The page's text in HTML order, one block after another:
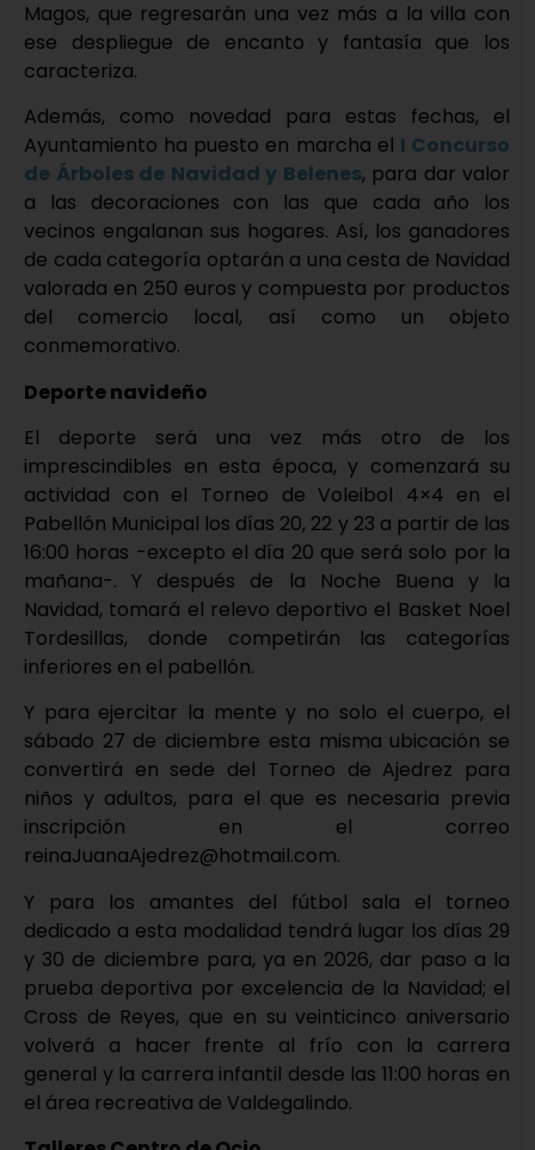
Magos, que regresarán una vez más a la villa con
ese despliegue de encanto y fantasía que los
caracteriza.
Además, como novedad para estas fechas, el
Ayuntamiento ha puesto en marcha el I Concurso
de Árboles de Navidad y Belenes, para dar valor
a las decoraciones con las que cada año los
vecinos engalanan sus hogares. Así, los ganadores
de cada categoría optarán a una cesta de Navidad
valorada en 250 euros y compuesta por productos
del comercio local, así como un objeto
conmemorativo.
Deporte navideño
El deporte será una vez más otro de los
imprescindibles en esta época, y comenzará su
actividad con el Torneo de Voleibol 4×4 en el
Pabellón Municipal los días 20, 22 y 23 a partir de las
16:00 horas -excepto el día 20 que será solo por la
mañana-. Y después de la Noche Buena y la
Navidad, tomará el relevo deportivo el Basket Noel
Tordesillas, donde competirán las categorías
inferiores en el pabellón.
Y para ejercitar la mente y no solo el cuerpo, el
sábado 27 de diciembre esta misma ubicación se
convertirá en sede del Torneo de Ajedrez para
niños y adultos, para el que es necesaria previa
inscripción en el correo
reinaJuanaAjedrez@hotmail.com.
Y para los amantes del fútbol sala el torneo
dedicado a esta modalidad tendrá lugar los días 29
y 30 de diciembre para, ya en 2026, dar paso a la
prueba deportiva por excelencia de la Navidad; el
Cross de Reyes, que en su veinticinco aniversario
volverá a hacer frente al frío con la carrera
general y la carrera infantil desde las 11:00 horas en
el área recreativa de Valdegalindo.